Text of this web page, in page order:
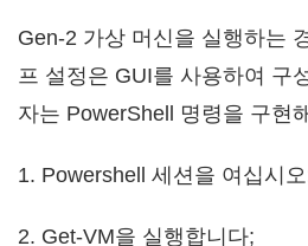
Gen-2 가상 머신을 실행하는
프 설정은 GUI를 사용하여 구
자는 PowerShell 명령을 구현
1. Powershell 세션을 여십시
2. Get-VM을 실행합니다;